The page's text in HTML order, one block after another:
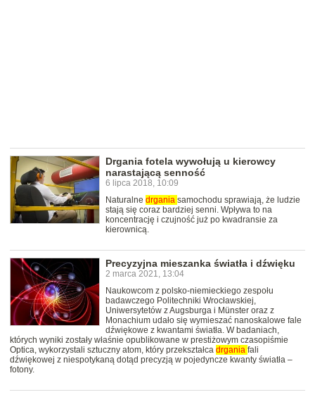
Drgania fotela wywołują u kierowcy
narastającą senność
6 lipca 2018, 10:09
Naturalne drgania samochodu sprawiają, że ludzie
stają się coraz bardziej senni. Wpływa to na
koncentrację i czujność już po kwadransie za
kierownicą.
Precyzyjna mieszanka światła i dźwięku
2 marca 2021, 13:04
Naukowcom z polsko-niemieckiego zespołu
badawczego Politechniki Wrocławskiej,
Uniwersytetów z Augsburga i Münster oraz z
Monachium udało się wymieszać nanoskalowe fale
dźwiękowe z kwantami światła. W badaniach,
których wyniki zostały właśnie opublikowane w prestiżowym czasopiśmie
Optica, wykorzystali sztuczny atom, który przekształca drgania fali
dźwiękowej z niespotykaną dotąd precyzją w pojedyncze kwanty światła –
fotony.